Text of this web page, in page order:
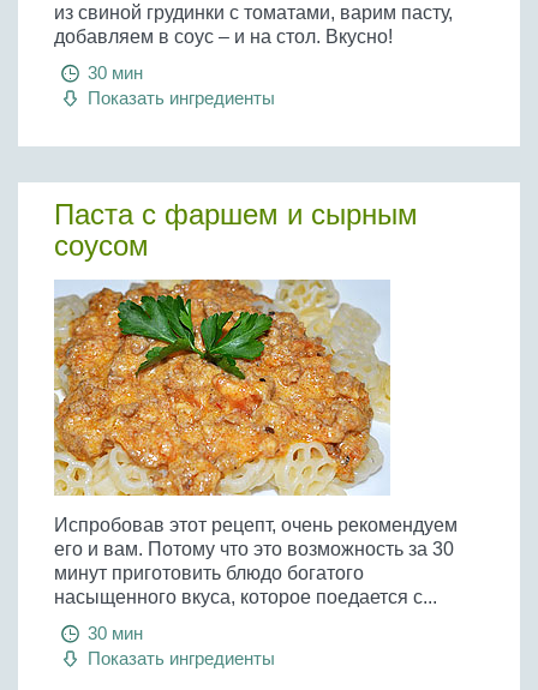
из свиной грудинки с томатами, варим пасту,
добавляем в соус – и на стол. Вкусно!
30 мин
Показать ингредиенты
Паста с фаршем и сырным
соусом
Испробовав этот рецепт, очень рекомендуем
его и вам. Потому что это возможность за 30
минут приготовить блюдо богатого
насыщенного вкуса, которое поедается с...
30 мин
Показать ингредиенты